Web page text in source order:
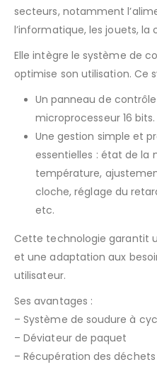
secteurs, notamment
l’informatique, les jouets,
Elle intègre le système de
optimise son utilisation. Ce
Un panneau de
microprocesseur 16 bits.
Une gestion simple et
essentielles : état de la
température,
cloche, réglage du
etc.
Cette technologie garantit
et une adaptation aux
utilisateur.
Ses avantages :
– Système de soudure à
– Déviateur de paquet
– Récupération des déchets